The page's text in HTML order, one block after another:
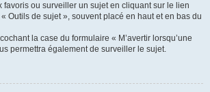
favoris ou surveiller un sujet en cliquant sur le lien
Outils de sujet », souvent placé en haut et en bas du
la case du formulaire « M’avertir lorsqu’une
permettra également de surveiller le sujet.